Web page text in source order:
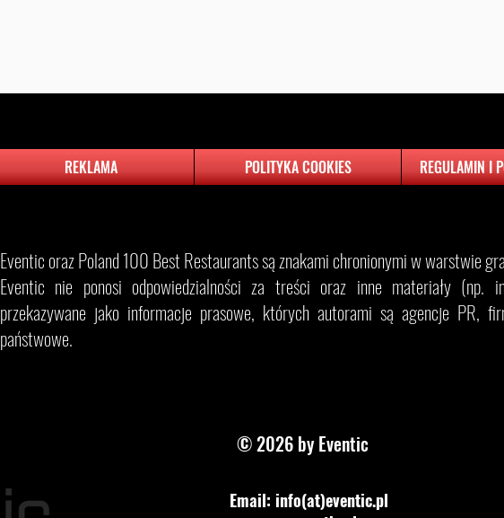
REKLAMA REGULAMIN I
POLITYKA COOKIES
Eventic oraz Poland 100 Best Restaurants są znakami chronionymi w warstwie
Eventic nie ponosi odpowiedzialności za treści oraz inne materiały (np.
przekazywane jako informacje prasowe, których autorami są agencje PR,
państwowe.
© 2026 by Eventic
Email: info(at)eventic.pl